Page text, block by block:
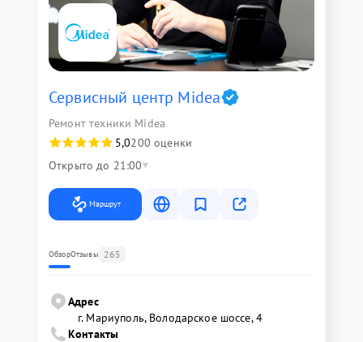
Сервисный центр Midea
Ремонт техники Midea
5,0200 оценки
Открыто до 21:00
Маршрут
ОбзорОтзывы 265
Адрес
г. Мариуполь, Володарское шоссе, 4
Контакты